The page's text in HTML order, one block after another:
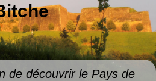
de découvrir le Pays de